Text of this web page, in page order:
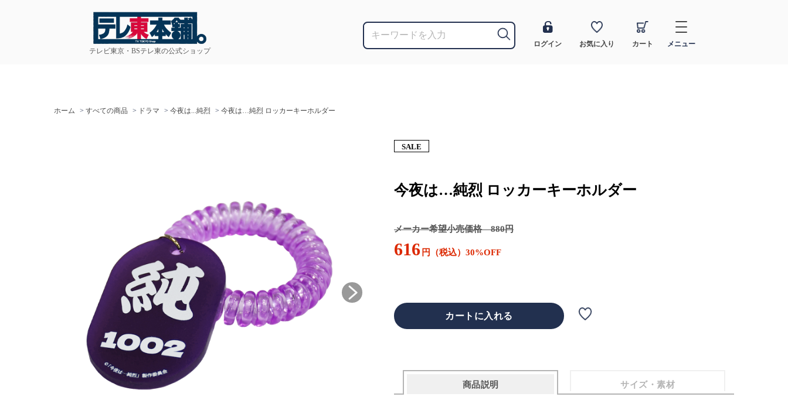
テレビ東京・BSテレ東の公式ショップ
ログイン お気に入り カート メニュー
ホーム > すべての商品 > ドラマ > 今夜は...純烈 > 今夜は…純烈 ロッカーキーホルダー
SALE
今夜は…純烈 ロッカーキーホルダー
メーカー希望小売価格 880円
616 円（税込）30%OFF
商品説明 サイズ・素材